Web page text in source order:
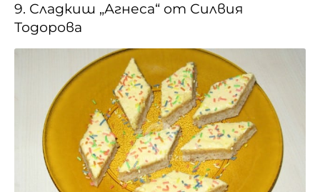
Това прекрасно сладко изкушение има
многогодишна история и се радва на
световна популярност. Сладкишът е
кръстен на Света Агнеса, родена в Рим през
III в. Съвсем млада Агнеса, взема решение да
посвети изцяло живота си на Бога. Когато
навършва дванадесет години, започва
поредното преследване на християните,
организирано от римските власти.
Изправена пред съда по несправедливи